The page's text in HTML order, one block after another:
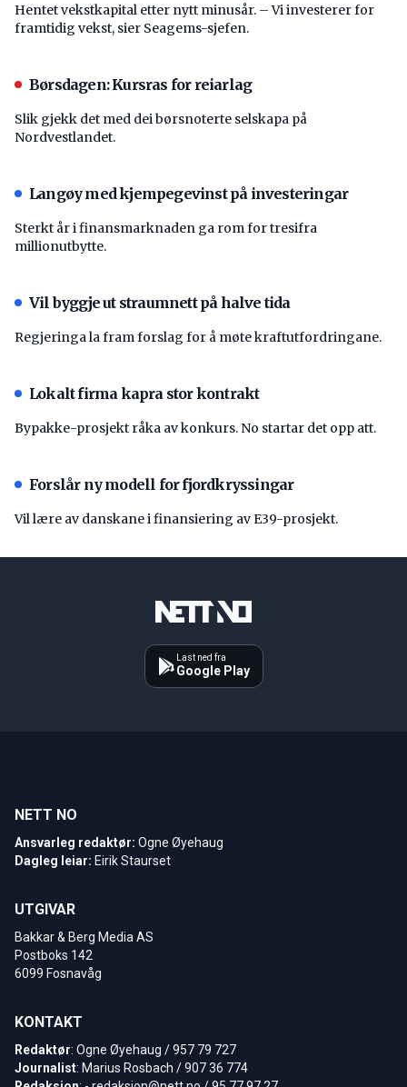
Hentet vekstkapital etter nytt minusår. – Vi investerer for
framtidig vekst, sier Seagems-sjefen.
Børsdagen: Kursras for reiarlag
Slik gjekk det med dei børsnoterte selskapa på
Nordvestlandet.
Langøy med kjempegevinst på investeringar
Sterkt år i finansmarknaden ga rom for tresifra
millionutbytte.
Vil byggje ut straumnett på halve tida
Regjeringa la fram forslag for å møte kraftutfordringane.
Lokalt firma kapra stor kontrakt
Bypakke-prosjekt råka av konkurs. No startar det opp att.
Forslår ny modell for fjordkryssingar
Vil lære av danskane i finansiering av E39-prosjekt.
Last ned fra
Google Play
NETT NO
Ansvarleg redaktør: Ogne Øyehaug
Dagleg leiar: Eirik Staurset
UTGIVAR
Bakkar & Berg Media AS
Postboks 142
6099 Fosnavåg
KONTAKT
Redaktør: Ogne Øyehaug / 957 79 727
Journalist: Marius Rosbach / 907 36 774